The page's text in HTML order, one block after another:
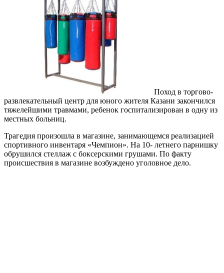
Поход в торгово-
развлекательный центр для юного жителя Казани закончился
тяжелейшими травмами, ребенок госпитализирован в одну из
местных больниц.
Трагедия произошла в магазине, занимающемся реализацией
спортивного инвентаря «Чемпион». На 10- летнего парнишку
обрушился стеллаж с боксерскими грушами. По факту
происшествия в магазине возбуждено уголовное дело.